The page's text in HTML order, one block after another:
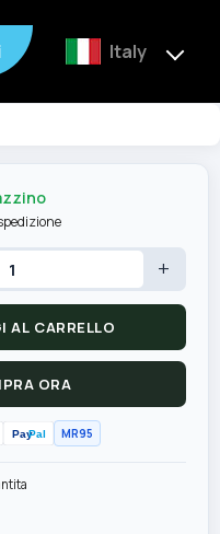
Italy
+
AL CARRELLO
ORA
PayPal MR95